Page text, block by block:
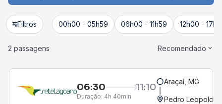
Filtros 00h00 - 05h59 06h00 - 11h59 12h00 -
2 passagens Recomendado
06:30 11:10
Duração: 4h 40min
Araçaí, MG
Pedro Leopoldo,